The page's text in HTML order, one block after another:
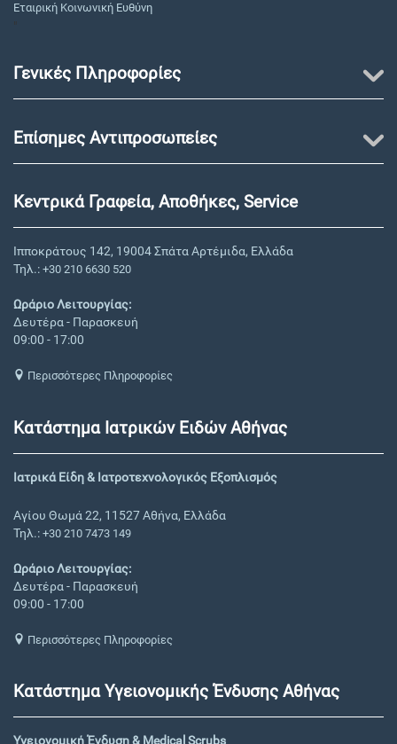
Εταιρική Κοινωνική Ευθύνη
"
Γενικές Πληροφορίες
Επίσημες Αντιπροσωπείες
Κεντρικά Γραφεία, Αποθήκες, Service
Ιπποκράτους 142, 19004 Σπάτα Αρτέμιδα, Ελλάδα
Τηλ.: +30 210 6630 520
Ωράριο Λειτουργίας:
Δευτέρα - Παρασκευή
09:00 - 17:00
Περισσότερες Πληροφορίες
Κατάστημα Ιατρικών Ειδών Αθήνας
Ιατρικά Είδη & Ιατροτεχνολογικός Εξοπλισμός
Αγίου Θωμά 22, 11527 Αθήνα, Ελλάδα
Τηλ.: +30 210 7473 149
Ωράριο Λειτουργίας:
Δευτέρα - Παρασκευή
09:00 - 17:00
Περισσότερες Πληροφορίες
Κατάστημα Υγειονομικής Ένδυσης Αθήνας
Υγειονομική Ένδυση & Medical Scrubs